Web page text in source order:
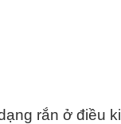
rắn ở điều